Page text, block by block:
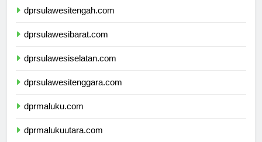
dprsulawesitengah.com
dprsulawesibarat.com
dprsulawesiselatan.com
dprsulawesitenggara.com
dprmaluku.com
dprmalukuutara.com